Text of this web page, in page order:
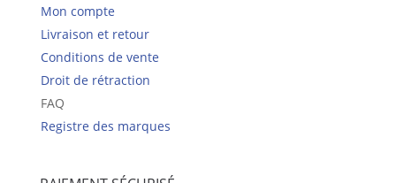
Mon compte
Livraison et retour
Conditions de vente
Droit de rétraction
FAQ
Registre des marques